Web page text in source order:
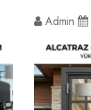
Admin